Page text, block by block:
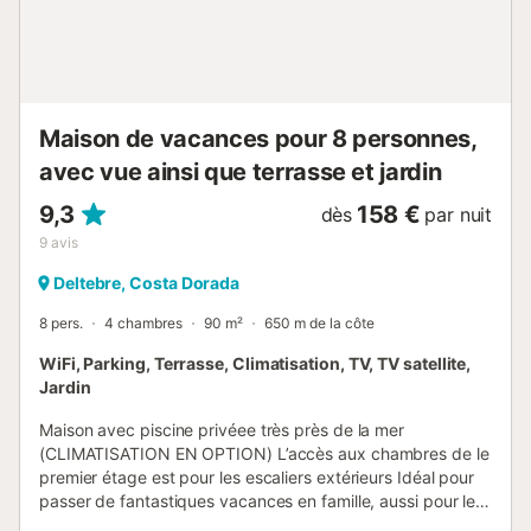
Maison de vacances pour 8 personnes,
avec vue ainsi que terrasse et jardin
9,3
9 avis
dès 158 € par nuit
Deltebre, Costa Dorada
8 pers. 4 chambres 90 m² 650 m de la côte
WiFi, Parking, Terrasse, Climatisation, TV, TV satellite,
Jardin
Maison avec piscine privéee très près de la mer
(CLIMATISATION EN OPTION) L’accès aux chambres de le
premier étage est pour les escaliers extérieurs Idéal pour
passer de fantastiques vacances en famille, aussi pour les